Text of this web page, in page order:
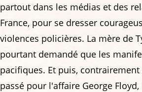
partout dans les médias et des
France, pour se dresser
violences policières. La mère de
pourtant demandé que les
pacifiques. Et puis,
passé pour l'affaire George